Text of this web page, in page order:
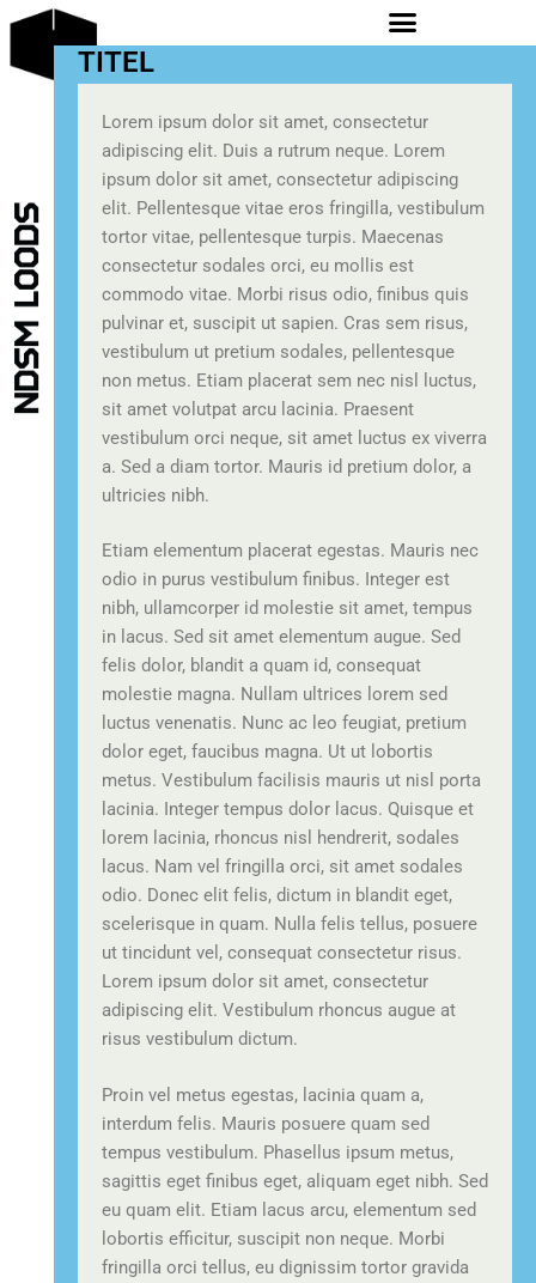
TITEL
Lorem ipsum dolor sit amet, consectetur
adipiscing elit. Duis a rutrum neque. Lorem
ipsum dolor sit amet, consectetur adipiscing
elit. Pellentesque vitae eros fringilla, vestibulum
tortor vitae, pellentesque turpis. Maecenas
consectetur sodales orci, eu mollis est
commodo vitae. Morbi risus odio, finibus quis
pulvinar et, suscipit ut sapien. Cras sem risus,
vestibulum ut pretium sodales, pellentesque
non metus. Etiam placerat sem nec nisl luctus,
sit amet volutpat arcu lacinia. Praesent
vestibulum orci neque, sit amet luctus ex viverra
a. Sed a diam tortor. Mauris id pretium dolor, a
ultricies nibh.
Etiam elementum placerat egestas. Mauris nec
odio in purus vestibulum finibus. Integer est
nibh, ullamcorper id molestie sit amet, tempus
in lacus. Sed sit amet elementum augue. Sed
felis dolor, blandit a quam id, consequat
molestie magna. Nullam ultrices lorem sed
luctus venenatis. Nunc ac leo feugiat, pretium
dolor eget, faucibus magna. Ut ut lobortis
metus. Vestibulum facilisis mauris ut nisl porta
lacinia. Integer tempus dolor lacus. Quisque et
lorem lacinia, rhoncus nisl hendrerit, sodales
lacus. Nam vel fringilla orci, sit amet sodales
odio. Donec elit felis, dictum in blandit eget,
scelerisque in quam. Nulla felis tellus, posuere
ut tincidunt vel, consequat consectetur risus.
Lorem ipsum dolor sit amet, consectetur
adipiscing elit. Vestibulum rhoncus augue at
risus vestibulum dictum.
Proin vel metus egestas, lacinia quam a,
interdum felis. Mauris posuere quam sed
tempus vestibulum. Phasellus ipsum metus,
sagittis eget finibus eget, aliquam eget nibh. Sed
eu quam elit. Etiam lacus arcu, elementum sed
lobortis efficitur, suscipit non neque. Morbi
fringilla orci tellus, eu dignissim tortor gravida